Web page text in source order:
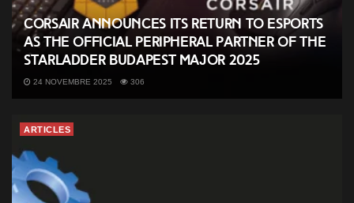
CORSAIR Announces its Return to Esports
as the Official Peripheral Partner of the
StarLadder Budapest Major 2025
24 NOVEMBRE 2025 306
ARTICLES